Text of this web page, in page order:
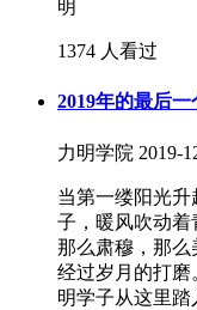
明
1374 人看过
2019年的最后
力明学院 2019-
当第一缕阳光
子，暖风吹动着
那么肃穆，那
经过岁月的打磨
明学子从这里